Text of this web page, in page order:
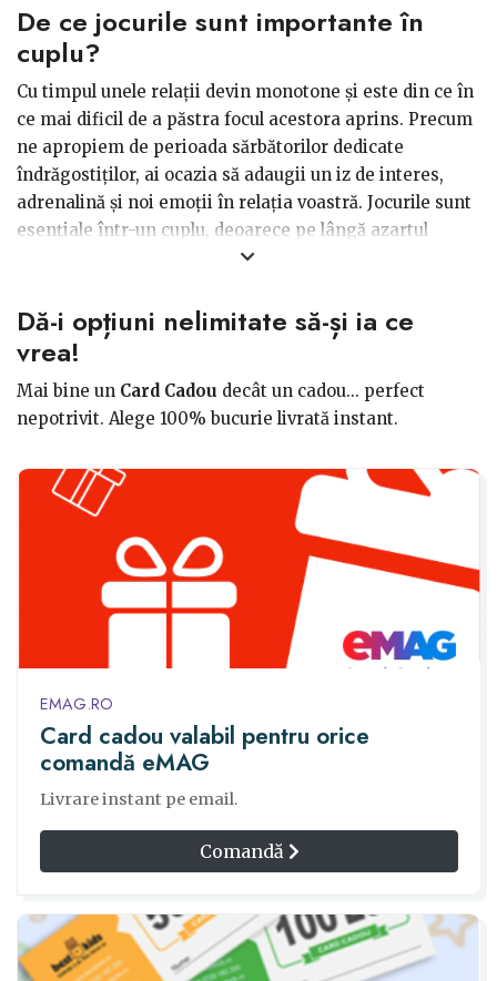
De ce jocurile sunt importante în
cuplu?
Cu timpul unele relații devin monotone și este din ce în
ce mai dificil de a păstra focul acestora aprins. Precum
ne apropiem de perioada sărbătorilor dedicate
îndrăgostiților, ai ocazia să adaugii un iz de interes,
adrenalină și noi emoții în relația voastră. Jocurile sunt
esențiale într-un cuplu, deoarece pe lângă azartul
stârnit mai implică și un timp extra petrecut împreună,
partenerul tău și astfel veți dori să petreceți cât mai
mult timp împreună. Este un cadou perfect pentru Ziua
Îndrăgostiților sau Dragobete, fiind o scânteie vitală
pentru focul relației.
Dă-i opțiuni nelimitate să-și ia ce
vrea!
Mai bine un Card Cadou decât un cadou... perfect
nepotrivit. Alege 100% bucurie livrată instant.
EMAG.RO
Card cadou valabil pentru orice
comandă eMAG
Livrare instant pe email.
Comandă